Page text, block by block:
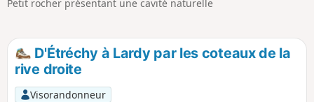
Petit rocher présentant une cavité naturelle
D'Étréchy à Lardy par les coteaux de la
rive droite
Visorandonneur